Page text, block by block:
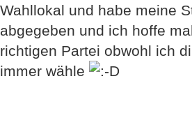
Wahllokal und habe meine
abgegeben und ich hoffe
richtigen Partei obwohl ich
immer wähle